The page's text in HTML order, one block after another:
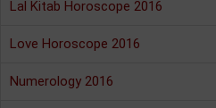
Lal Kitab Horoscope 2016
Love Horoscope 2016
Numerology 2016